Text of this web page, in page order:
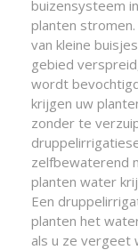
buizensysteem
planten
van kleine
gebied
wordt
krijgen uw
zonder te
zelfbewaterend
planten water
Een
planten het
als u ze vergeet